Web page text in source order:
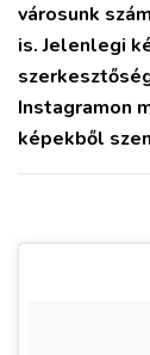
városunk
is. Jelenlegi
Instagramon
képekből